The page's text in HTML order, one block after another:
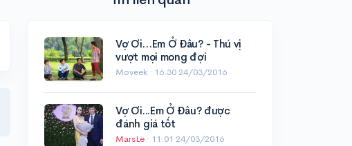
Vợ Ơi…Em Ở Đâu? - Thú vị
vượt mọi mong đợi
Moveek · 16:30 24/03/2016
Vợ Ơi...Em Ở Đâu? được
đánh giá tốt
MarsLe · 11:01 24/03/2016